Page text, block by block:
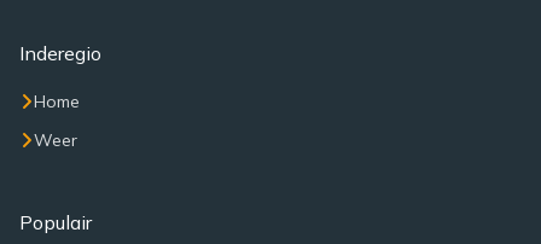
Inderegio
Home
Weer
Populair